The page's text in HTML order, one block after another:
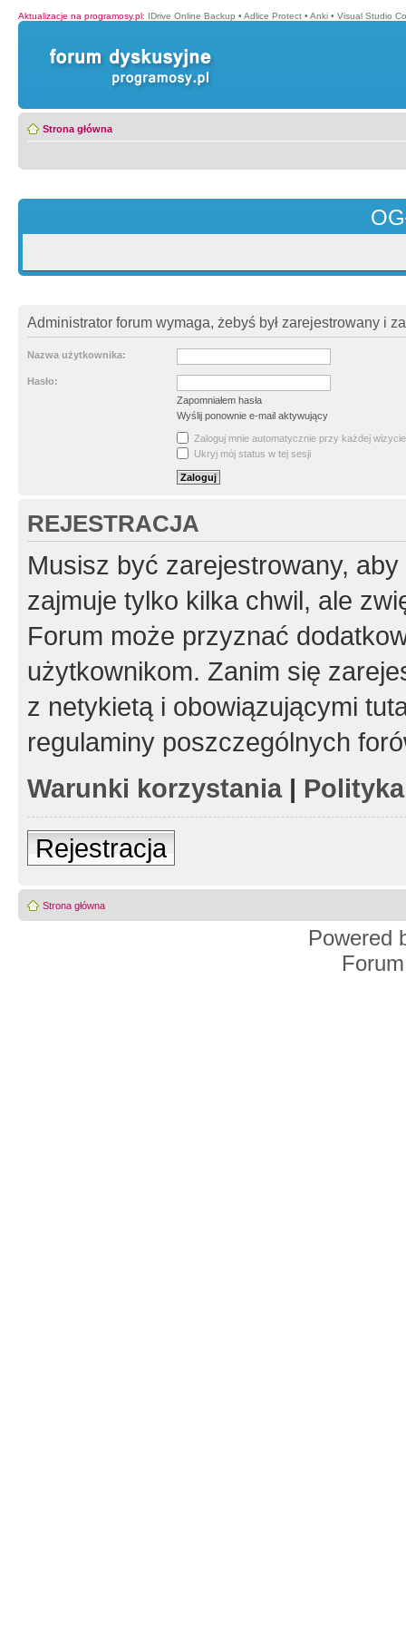
Aktualizacje na programosy.pl: IDrive Online Backup • Adlice Protect • Anki • Visual Studio
Strona główna
Administrator forum wymaga, żebyś był zarejestrowany i
Nazwa użytkownika:
Hasło:
Zapomniałem hasła
Wyślij ponownie e-mail aktywujący
Zaloguj mnie automatycznie przy każdej wizycie
Ukryj mój status w tej sesji
REJESTRACJA
Musisz być zarejestrowany,
zajmuje tylko kilka chwil, ale
Forum może przyznać
użytkownikom. Zanim się
z netykietą i obowiązującymi
regulaminy poszczególnych
Warunki korzystania|
Rejestracja
Strona główna
Powered